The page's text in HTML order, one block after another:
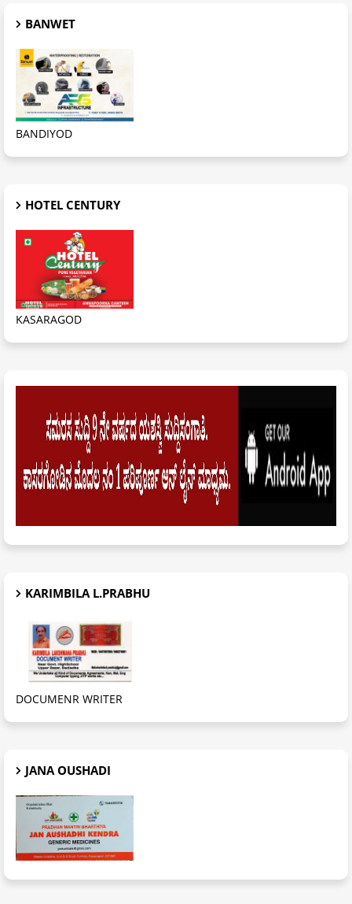
BANWET
BANDIYOD
HOTEL CENTURY
KASARAGOD
KARIMBILA L.PRABHU
DOCUMENR WRITER
JANA OUSHADI